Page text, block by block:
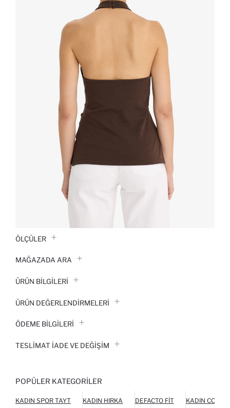
ÖLÇÜLER
MAĞAZADA ARA
ÜRÜN BILGILERI
ÜRÜN DEĞERLENDİRMELERİ
ÖDEME BİLGİLERİ
TESLIMAT İADE VE DEĞIŞIM
POPÜLER KATEGORILER
KADIN SPOR TAYT KADIN HIRKA DEFACTO FIT KADIN COOOL